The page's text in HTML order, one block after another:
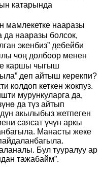
катарында
мамлекетке нааразы
да нааразы болсок,
экенбиз” дебейби
чоң долбоор менен
каршы чыгыш
” деп айтыш керекпи?
колдоп кеткен жокпуз.
мурункуларга да,
да түз айтып
акылыбыз жетпеген
саясат үчүн аркы
Манасты жеке
Бул тууралуу ар
тажабайм”.